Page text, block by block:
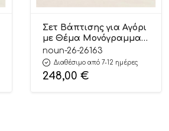
Σετ Βάπτισης για Αγόρι
με Θέμα Μονόγραμμα
Ραφ-Άμμου 26163
noun-26-26163
Διαθέσιμο από 7-12 ημέρες
248,00 €